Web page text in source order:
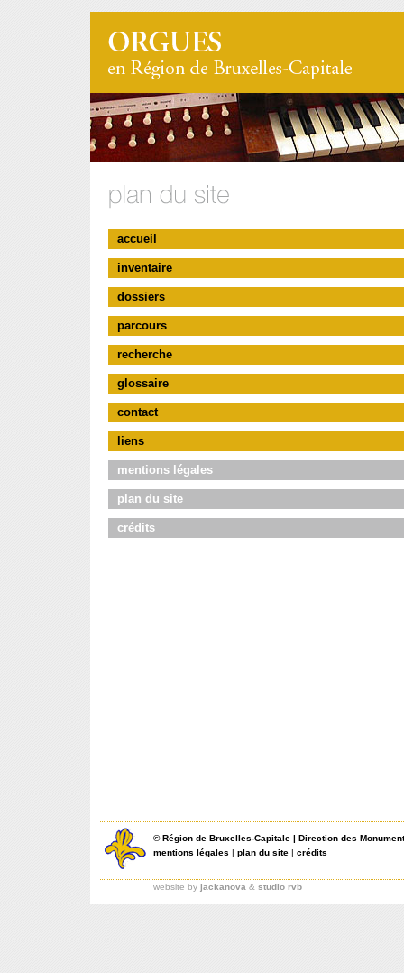
accueil
inventaire
dossiers
parcours
recherche
glossaire
contact
liens
mentions légales
plan du site
crédits
©Région de Bruxelles-Capitale | Direction des
mentions légales | plan du site | crédits
website by jackanova & studio rvb